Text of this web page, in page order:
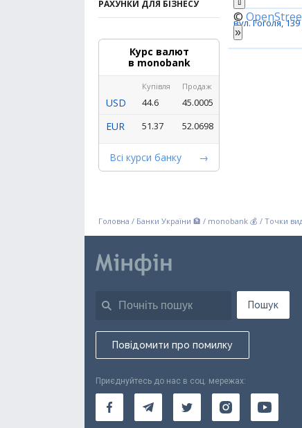
РАХУНКИ ДЛЯ БІЗНЕСУ
Курс валют
в monobank
Купівля Продаж
USD 44.6 45.0005
EUR 51.37 52.0698
Всі курси банку
©
»
вул. Гоголя,
Головна / Банки України 🏦 / monobank 💰 / Точки
Пошук
Повідомити про помилку
Приєднуйтесь до нас в соц. мережах: